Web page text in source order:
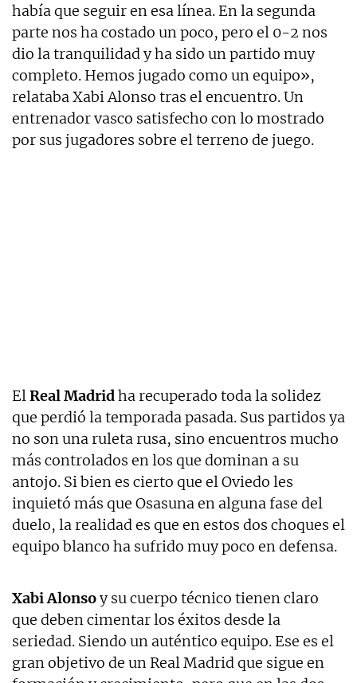
había que seguir en esa línea. En la segunda
parte nos ha costado un poco, pero el 0-2 nos
dio la tranquilidad y ha sido un partido muy
completo. Hemos jugado como un equipo»,
relataba Xabi Alonso tras el encuentro. Un
entrenador vasco satisfecho con lo mostrado
por sus jugadores sobre el terreno de juego.
ElReal Madridha recuperado toda la solidez
que perdió la temporada pasada. Sus partidos ya
no son una ruleta rusa, sino encuentros mucho
más controlados en los que dominan a su
antojo. Si bien es cierto que el Oviedo les
inquietó más que Osasuna en alguna fase del
duelo, la realidad es que en estos dos choques el
equipo blanco ha sufrido muy poco en defensa.
Xabi Alonsoy su cuerpo técnico tienen claro
que deben cimentar los éxitos desde la
seriedad. Siendo un auténtico equipo. Ese es el
gran objetivo de un Real Madrid que sigue en